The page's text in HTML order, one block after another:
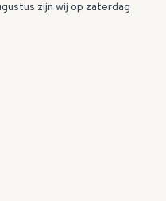
zijn wij op zaterdag